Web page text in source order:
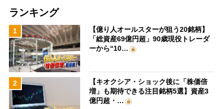
ランキング
1
【億り人オールスターが狙う20銘柄】
「総資産69億円超」90歳現役トレーダ
ーから“10…
2
【キオクシア・ショック後に「株価倍
増」も期待できる注目銘柄5選】資産3
億円超・…